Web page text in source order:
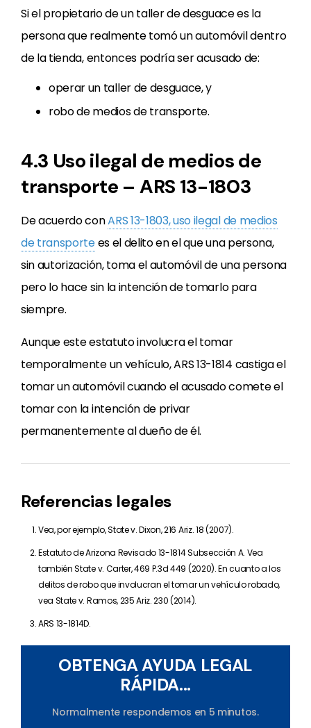
Si el propietario de un taller de desguace es la
persona que realmente tomó un automóvil dentro
de la tienda, entonces podría ser acusado de:
operar un taller de desguace, y
robo de medios de transporte.
4.3 Uso ilegal de medios de
transporte – ARS 13-1803
De acuerdo conARS 13-1803, uso ilegal de medios
de transportees el delito en el que una persona,
sin autorización, toma el automóvil de una persona
pero lo hace sin la intención de tomarlo para
siempre.
Aunque este estatuto involucra el tomar
temporalmente un vehículo, ARS 13-1814 castiga el
tomar un automóvil cuando el acusado comete el
tomar con la intención de privar
permanentemente al dueño de él.
Referencias legales
Vea, por ejemplo, State v. Dixon, 216 Ariz. 18 (2007).
Estatuto de Arizona Revisado 13-1814 Subsección A. Vea
también State v. Carter, 469 P.3d 449 (2020). En cuanto a los
delitos de robo que involucran el tomar un vehículo robado,
vea State v. Ramos, 235 Ariz. 230 (2014).
ARS 13-1814D.
OBTENGA AYUDA LEGAL
RÁPIDA...
Normalmente respondemos en 5 minutos.